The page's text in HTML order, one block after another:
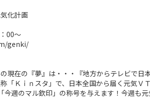
化計画
00～
genki/
現在の『夢』は・・・『地方からテレビで日
「Ｋｉｎスタ」で、日本全国から届く元気Ｖ
今週のマル欽印」の称号を与えます！今週も